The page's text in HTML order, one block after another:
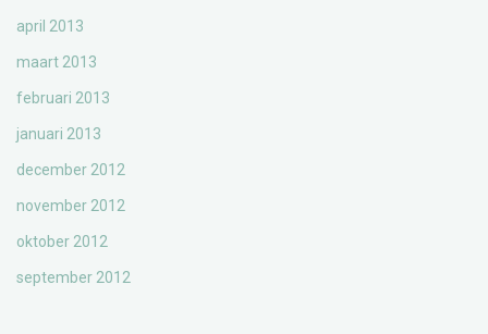
april 2013
maart 2013
februari 2013
januari 2013
december 2012
november 2012
oktober 2012
september 2012